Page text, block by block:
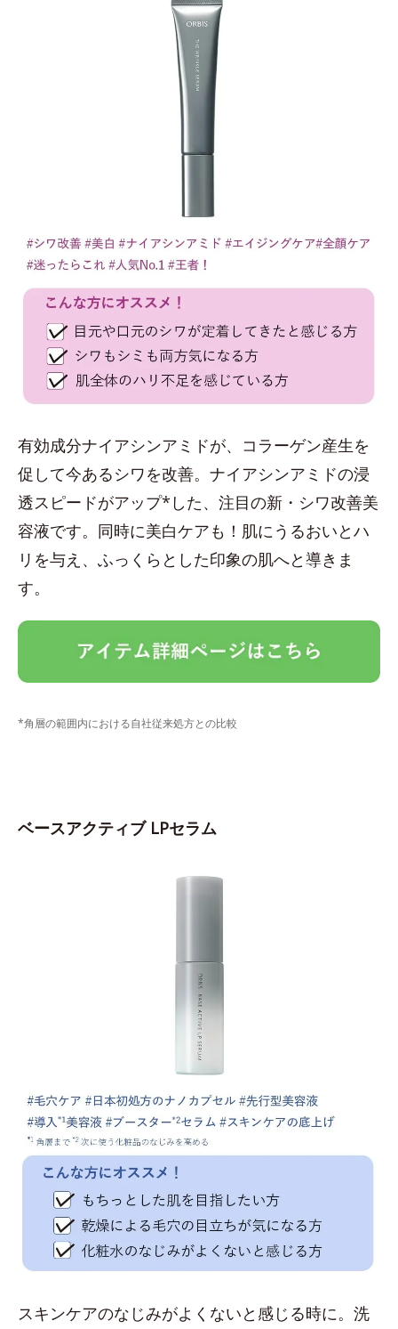
有効成分ナイアシンアミドが、コラーゲン産生を
促して今あるシワを改善。ナイアシンアミドの浸
透スピードがアップ*した、注目の新・シワ改善美
容液です。同時に美白ケアも！肌にうるおいとハ
リを与え、ふっくらとした印象の肌へと導きま
す。
*角層の範囲内における自社従来処方との比較
ベースアクティブ LPセラム
スキンケアのなじみがよくないと感じる時に。洗